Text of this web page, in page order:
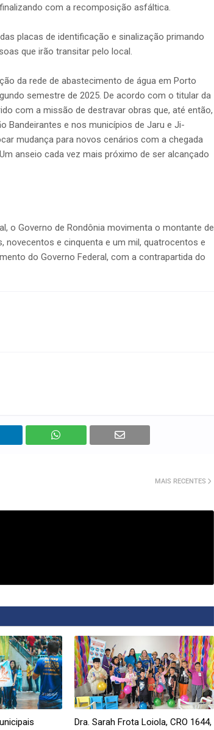
com a recomposição asfáltica.
placas de identificação e sinalização primando
que irão transitar pelo local.
da rede de abastecimento de água em Porto
semestre de 2025. De acordo com o titular da
com a missão de destravar obras que, até então,
Bandeirantes e nos municípios de Jaru e Ji-
mudança para novos cenários com a chegada
anseio cada vez mais próximo de ser alcançado
o Governo de Rondônia movimenta o montante de
novecentos e cinquenta e um mil, quatrocentos e
do Governo Federal, com a contrapartida do
MAIS RECENTES
Dra. Sarah Frota Loiola, CRO 1644,